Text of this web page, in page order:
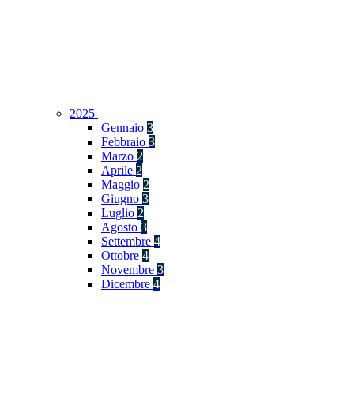
2025
Gennaio 3
Febbraio 3
Marzo 2
Aprile 2
Maggio 2
Giugno 3
Luglio 2
Agosto 3
Settembre 4
Ottobre 4
Novembre 3
Dicembre 4